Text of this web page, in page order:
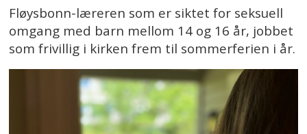
Fløysbonn-læreren som er siktet for seksuell
omgang med barn mellom 14 og 16 år, jobbet
som frivillig i kirken frem til sommerferien i år.